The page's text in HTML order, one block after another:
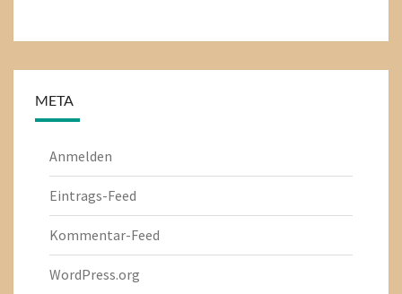
META
Anmelden
Eintrags-Feed
Kommentar-Feed
WordPress.org